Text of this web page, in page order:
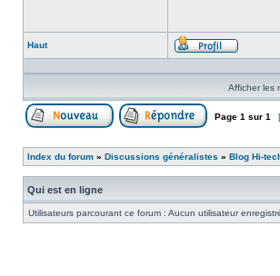
Haut
Profil
Afficher les
Page 1 sur 1
Index du forum » Discussions généralistes » Blog Hi-
Qui est en ligne
Utilisateurs parcourant ce forum : Aucun utilisateur